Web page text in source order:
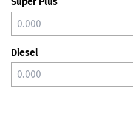
Diesel